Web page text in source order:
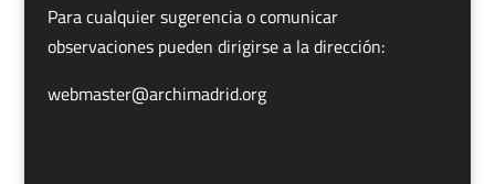
Para cualquier sugerencia o comunicar
observaciones pueden dirigirse a la dirección:
webmaster@archimadrid.org